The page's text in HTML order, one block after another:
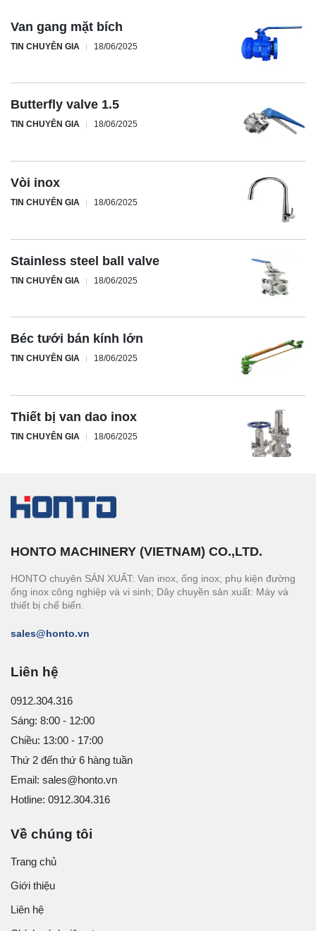
Van gang mặt bích
TIN CHUYÊN GIA 18/06/2025
Butterfly valve 1.5
TIN CHUYÊN GIA 18/06/2025
Vòi inox
TIN CHUYÊN GIA 18/06/2025
Stainless steel ball valve
TIN CHUYÊN GIA 18/06/2025
Béc tưới bán kính lớn
TIN CHUYÊN GIA 18/06/2025
Thiết bị van dao inox
TIN CHUYÊN GIA 18/06/2025
HONTO MACHINERY (VIETNAM) CO.,LTD.
HONTO chuyên SẢN XUẤT: Van inox, ống inox; phụ kiện đường
ống inox công nghiệp và vi sinh; Dây chuyền sản xuất: Máy và
thiết bị chế biến.
sales@honto.vn
Liên hệ
0912.304.316
Sáng: 8:00 - 12:00
Chiều: 13:00 - 17:00
Thứ 2 đến thứ 6 hàng tuần
Email: sales@honto.vn
Hotline: 0912.304.316
Về chúng tôi
Trang chủ
Giới thiệu
Liên hệ